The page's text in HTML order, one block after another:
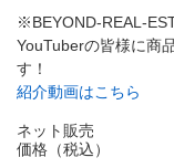
※BEYOND-REAL-
YouTuberの皆様に商
す！
紹介動画はこちら
ネット販売
価格（税込）